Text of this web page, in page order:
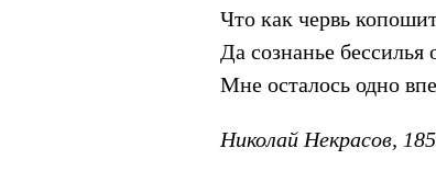
Что как червь
Да сознанье бессилья
Мне осталось одно
Николай Некрасов,